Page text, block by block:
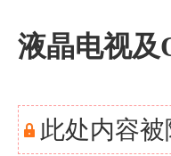
液晶电视及
此处内容被